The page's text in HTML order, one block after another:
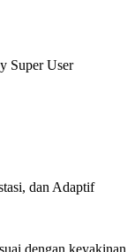
Super User
dan Adaptif